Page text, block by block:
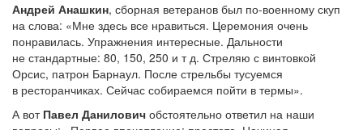
Андрей Анашкин, сборная ветеранов был по-военному скуп
на слова: «Мне здесь все нравиться. Церемония очень
понравилась. Упражнения интересные. Дальности
не стандартные: 80, 150, 250 и т д. Стреляю с винтовкой
Орсис, патрон Барнаул. После стрельбы тусуемся
в ресторанчиках. Сейчас собираемся пойти в термы».
А вот Павел Данилович обстоятельно ответил на наши